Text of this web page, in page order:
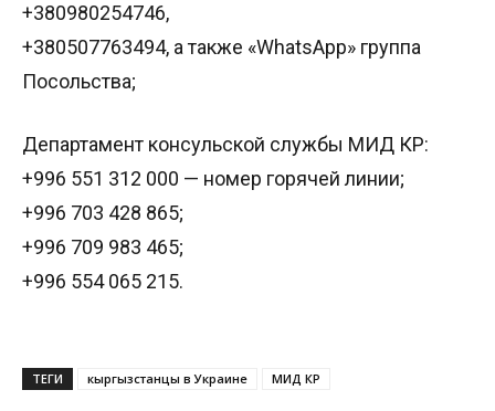
+380980254746,
+380507763494, а также «WhatsApp» группа
Посольства;
Департамент консульской службы МИД КР:
+996 551 312 000 — номер горячей линии;
+996 703 428 865;
+996 709 983 465;
+996 554 065 215.
ТЕГИ кыргызстанцы в Украине МИД КР